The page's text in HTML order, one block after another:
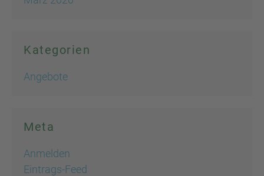
Kategorien
Angebote
Meta
Anmelden
Eintrags-Feed